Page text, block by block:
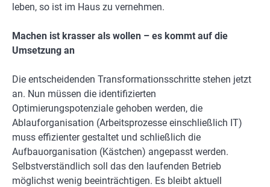
leben, so ist im Haus zu vernehmen.
Machen ist krasser als wollen – es kommt auf die
Umsetzung an
Die entscheidenden Transformationsschritte stehen jetzt
an. Nun müssen die identifizierten
Optimierungspotenziale gehoben werden, die
Ablauforganisation (Arbeitsprozesse einschließlich IT)
muss effizienter gestaltet und schließlich die
Aufbauorganisation (Kästchen) angepasst werden.
Selbstverständlich soll das den laufenden Betrieb
möglichst wenig beeinträchtigen. Es bleibt aktuell